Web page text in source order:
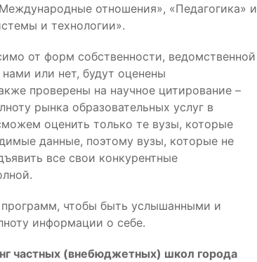
отношения», «Педагогика» и
и технологии».
от форм собственности, ведомственной
или нет, будут оценены
проверены на научное цитирование –
рынка образовательных услуг в
оценить только те вузы, которые
данные, поэтому вузы, которые не
все свои конкурентные
программ, чтобы быть услышанными и
информации о себе.
частных (внебюджетных) школ города